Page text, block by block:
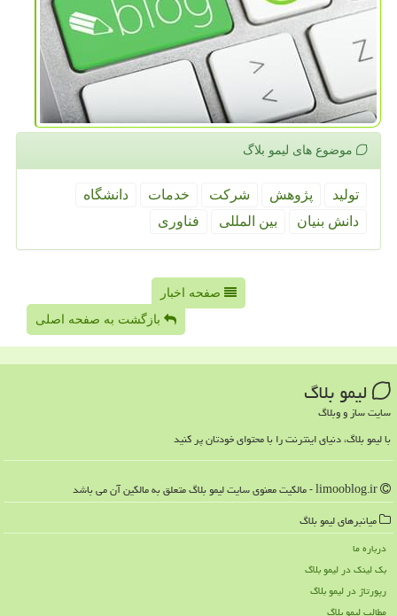
موضوع های لیمو بلاگ
تولید پژوهش شركت خدمات
دانشگاه
دانش بنیان
بین المللی فناوری
صفحه اخبار
بازگشت به صفحه اصلی
لیمو بلاگ
سایت ساز و وبلاگ
با لیمو بلاگ، دنیای اینترنت را با محتوای خودتان پر کنید
میانبرهای لیمو بلاگ
درباره ما
بک لینک در لیمو بلاگ
رپورتاژ در لیمو بلاگ
مطالب لیمو بلاگ